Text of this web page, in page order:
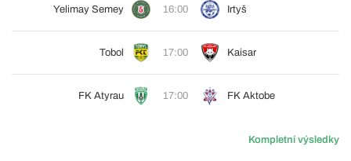
Yelimay Semey 16:00 Irtyš
Tobol 17:00 Kaisar
FK Atyrau 17:00 FK Aktobe
Kompletní výsledky